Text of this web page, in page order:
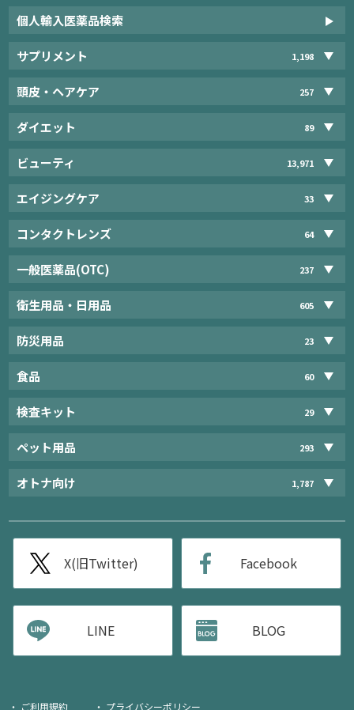
個人輸入医薬品検索
サプリメント 1,198
頭皮・ヘアケア 257
ダイエット 89
ビューティ 13,971
エイジングケア 33
コンタクトレンズ 64
一般医薬品(OTC) 237
衛生用品・日用品 605
防災用品 23
食品 60
検査キット 29
ペット用品 293
オトナ向け 1,787
X(旧Twitter) Facebook
LINE BLOG
ご利用規約 プライバシーポリシー